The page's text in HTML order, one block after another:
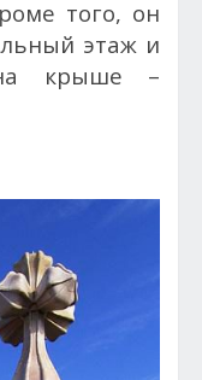
того, он
этаж и
на крыше –